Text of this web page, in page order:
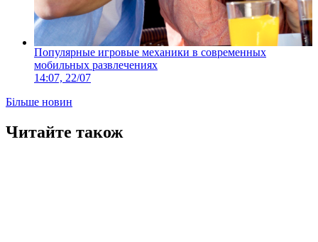
Популярные игровые механики в современных
мобильных развлечениях
14:07, 22/07
Більше новин
Читайте також